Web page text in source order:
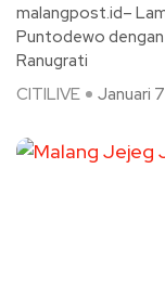
malangpost.id–
Puntodewo dengan
Ranugrati
CITILIVE
Januari 7